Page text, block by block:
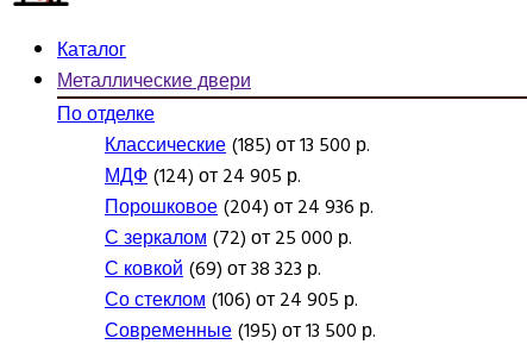
Каталог
Металлические двери
По отделке
Классические(185) от 13 500 р.
МДФ(124) от 24 905 р.
Порошковое(204) от 24 936 р.
С зеркалом(72) от 25 000 р.
С ковкой(69) от 38 323 р.
Со стеклом(106) от 24 905 р.
Современные(195) от 13 500 р.